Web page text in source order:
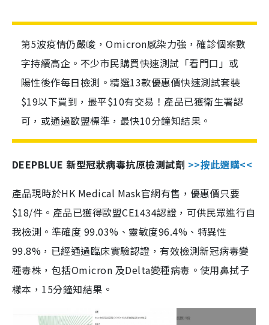
第5波疫情仍嚴峻，Omicron感染力強，確診個案數
字持續高企。不少市民購買快速測試「看門口」或
陽性後作每日檢測。精選13款優惠價快速測試套裝
$19以下買到，最平$10有交易！產品已獲衛生署認
可，或通過歐盟標準，最快10分鐘知結果。
DEEPBLUE 新型冠狀病毒抗原檢測試劑 >>按此選購<<
產品現時於HK Medical Mask官網有售，優惠價只要
$18/件。產品已獲得歐盟CE1434認證，可供民眾進行自
我檢測。準確度 99.03%、靈敏度96.4%、特異性
99.8%，已經通過臨床實驗認證，有效檢測新冠病毒變
種毒株，包括Omicron 及Delta變種病毒。使用鼻拭子
樣本，15分鐘知結果。